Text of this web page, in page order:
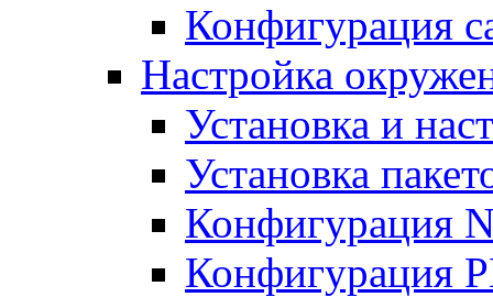
Конфигурация
Настройка
Установка и
Установка
Конфигурация
Конфигурация